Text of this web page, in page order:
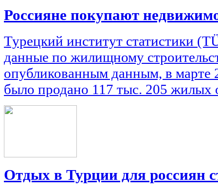
Россияне покупают
Турецкий институт статистики
данные по жилищному
опубликованным данным, в марте
было продано 117 тыс. 205 жилых
Отдых в Турции для россиян